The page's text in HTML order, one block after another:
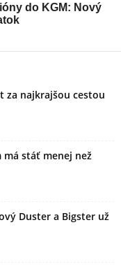
za najkrajšou cestou
stáť menej než
Duster a Bigster už